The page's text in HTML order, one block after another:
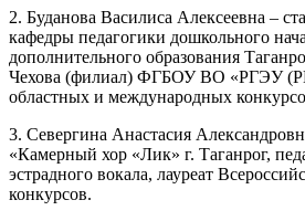
2. Буданова Василиса Алексеевна –
кафедры педагогики дошкольного
дополнительного образования
Чехова (филиал) ФГБОУ ВО «РГЭУ
областных и международных
3. Севергина Анастасия
«Камерный хор «Лик» г. Таганрог,
эстрадного вокала, лауреат
конкурсов.